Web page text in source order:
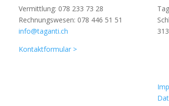
Vermittlung: 078 233 73 28
Rechnungswesen: 078 446 51 51
info@taganti.ch
Kontaktformular >